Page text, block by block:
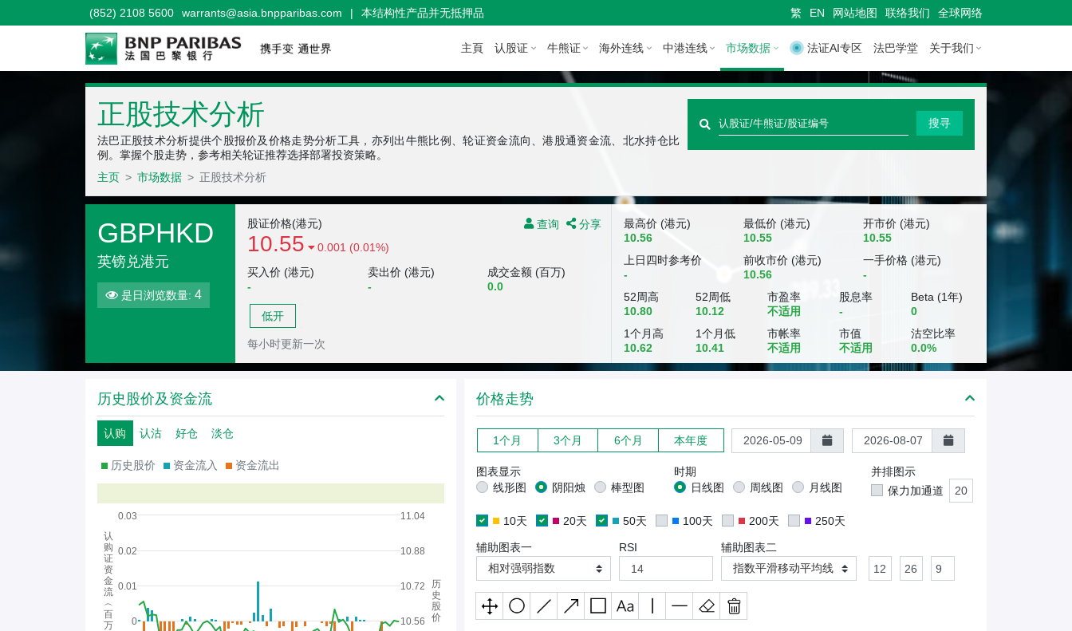
(852) 2108 5600 warrants@asia.bnpparibas.com | 本结构性产品并无抵押品 繁 EN 网站地图 联络我们 全球网络
主頁 认股证 牛熊证 海外连线 中港连线 市场数据 法证AI专区 法巴学堂 关于我们
正股技术分析
法巴正股技术分析提供个股报价及价格走势分析工具，亦列出牛熊比例、轮证资金流向、港股通资金流、北水持仓比
例。掌握个股走势，参考相关轮证推荐选择部署投资策略。
主页
市场数据 正股技术分析
快
速
寻
/
牛
熊
/
搜寻
GBPHKD
英镑兑港元
是日浏览数量: 4
查询 分享
股证价格(港元)
10.55
0.001 (0.01%)
买入价 (港元)
-
卖出价 (港元)
-
成交金额 (百万)
0.0
低开
每小时更新一次
最高价 (港元)
10.56
最低价 (港元)
10.55
开市价 (港元)
10.55
上日四时参考价
-
前收市价 (港元)
10.56
一手价格 (港元)
-
52周高
10.80
52周低
10.12
市盈率
不适用
股息率
-
Beta (1年)
0
1个月高
10.62
1个月低
10.41
市帐率
不适用
市值
不适用
沽空比率
0.0%
历史股价及资金流
认购 认沽 好仓 淡仓
历史股价 资金流入 资金流出
0
0.01
0.02
0.03
10.56
10.72
10.88
11.04
认
购
证
资
金
流
︵
百
万
历
史
股
价
价格走势
1个月 3个月 6个月 本年度
图表显示
线形图
阴阳烛 棒型图
时期
日线图
周线图 月线图
并排图示
保力加通道
10天 20天 50天 100天 200天 250天
辅助图表一
相对强弱指数
RSI
辅助图表二
指数平滑移动平均线